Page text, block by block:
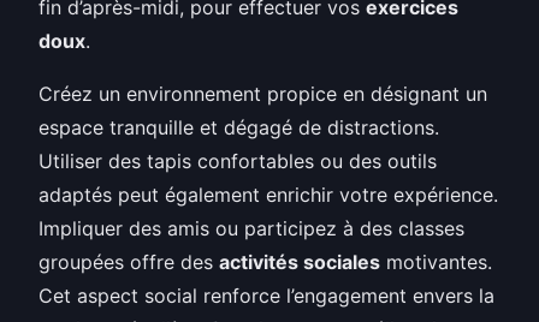
fin d’après-midi, pour effectuer vos exercices
doux.
Créez un environnement propice en désignant un
espace tranquille et dégagé de distractions.
Utiliser des tapis confortables ou des outils
adaptés peut également enrichir votre expérience.
Impliquer des amis ou participez à des classes
groupées offre des activités sociales motivantes.
Cet aspect social renforce l’engagement envers la